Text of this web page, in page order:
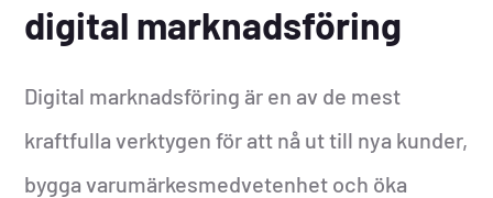
digital marknadsföring
Digital marknadsföring är en av de mest
kraftfulla verktygen för att nå ut till nya kunder,
bygga varumärkesmedvetenhet och öka